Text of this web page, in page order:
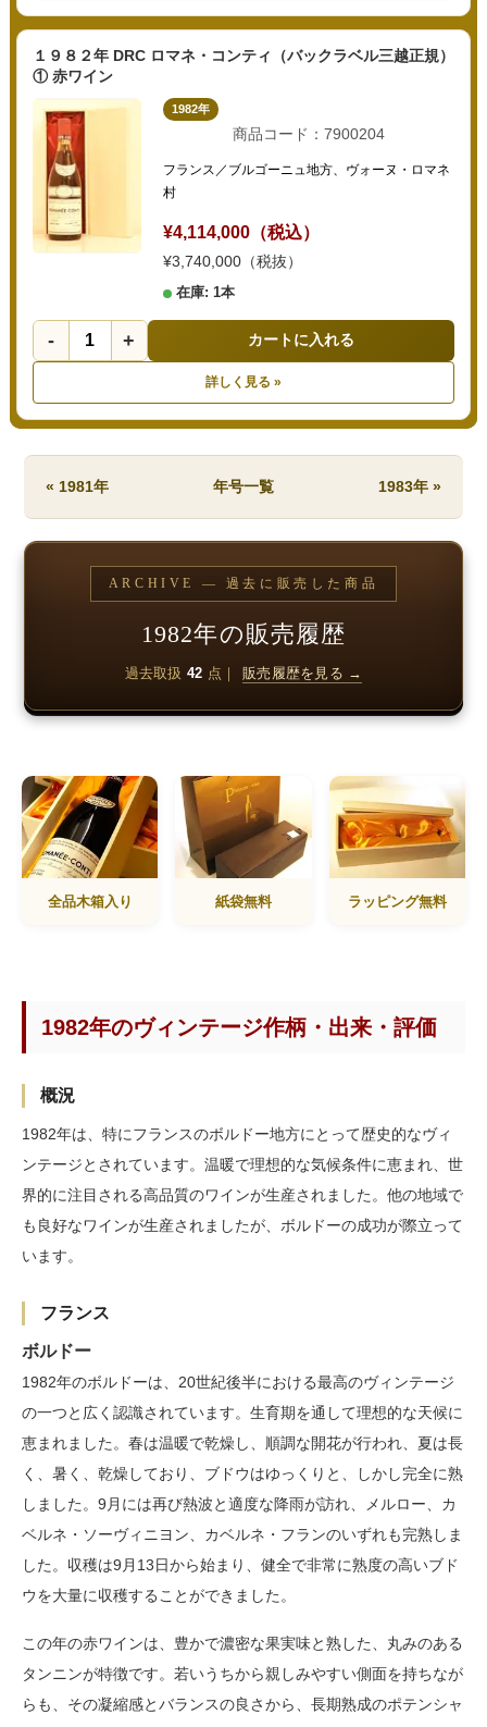
１９８２年 DRC ロマネ・コンティ（バックラベル三越正規）
① 赤ワイン
1982年
商品コード：7900204
フランス／ブルゴーニュ地方、ヴォーヌ・ロマネ
村
¥4,114,000（税込）
¥3,740,000（税抜）
在庫: 1本
- + カートに入れる
詳しく見る »
« 1981年 年号一覧 1983年 »
ARCHIVE — 過去に販売した商品
1982年の販売履歴
過去取扱 42 点｜ 販売履歴を見る →
全品木箱入り 紙袋無料 ラッピング無料
1982年のヴィンテージ作柄・出来・評価
概況
1982年は、特にフランスのボルドー地方にとって歴史的なヴィ
ンテージとされています。温暖で理想的な気候条件に恵まれ、世
界的に注目される高品質のワインが生産されました。他の地域で
も良好なワインが生産されましたが、ボルドーの成功が際立って
います。
フランス
ボルドー
1982年のボルドーは、20世紀後半における最高のヴィンテージ
の一つと広く認識されています。生育期を通して理想的な天候に
恵まれました。春は温暖で乾燥し、順調な開花が行われ、夏は長
く、暑く、乾燥しており、ブドウはゆっくりと、しかし完全に熟
しました。9月には再び熱波と適度な降雨が訪れ、メルロー、カ
ベルネ・ソーヴィニヨン、カベルネ・フランのいずれも完熟しま
した。収穫は9月13日から始まり、健全で非常に熟度の高いブド
ウを大量に収穫することができました。
この年の赤ワインは、豊かで濃密な果実味と熟した、丸みのある
タンニンが特徴です。若いうちから親しみやすい側面を持ちなが
らも、その凝縮感とバランスの良さから、長期熟成のポテンシャ